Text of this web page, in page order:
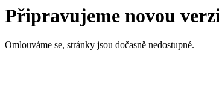
Připravujeme novou
Omlouváme se, stránky jsou dočasně nedostupné.